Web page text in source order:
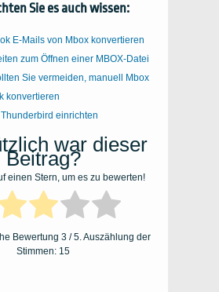
Sie es auch wissen:
E-Mails von Mbox konvertieren
zum Öffnen einer MBOX-Datei
Sie vermeiden, manuell Mbox
konvertieren
einrichten
war dieser
Beitrag?
einen Stern, um es zu bewerten!
Bewertung 3 / 5. Auszählung der
Stimmen: 15